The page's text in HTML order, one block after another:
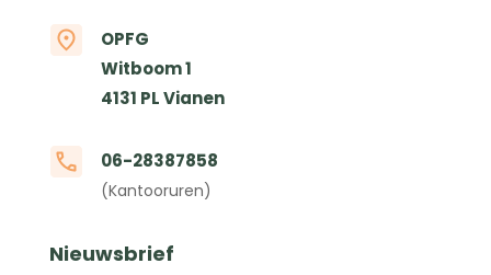
OPFG
Witboom 1
4131 PL Vianen
06-28387858
(Kantooruren)
Nieuwsbrief